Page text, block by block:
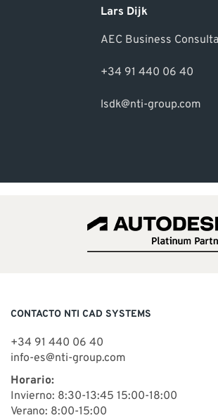
Lars Dijk
AEC Business
+34 91 440 06 40
lsdk@nti-group.com
CONTACTO NTI CAD SYSTEMS
+34 91 440 06 40
info-es@nti-group.com
Horario:
Invierno: 8:30-13:45 15:00-18:00
Verano: 8:00-15:00